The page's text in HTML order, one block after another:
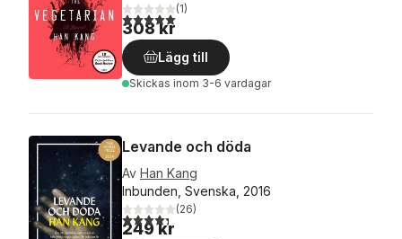
5,0utav 5 stjärnor. Totalt antal röster:
(1)
308 kr
Lägg till
Skickas inom 3-6 vardagar
Levande och döda
Av Han Kang
Inbunden, Svenska, 2016
4,3utav 5 stjärnor. Totalt antal röster:
(26)
249 kr